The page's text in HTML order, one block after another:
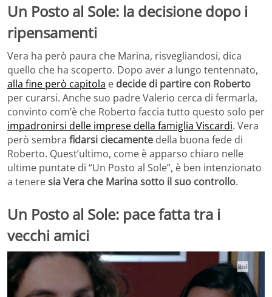
Un Posto al Sole: la decisione dopo i
ripensamenti
Vera ha però paura che Marina, risvegliandosi, dica
quello che ha scoperto. Dopo aver a lungo tentennato,
alla fine però capitola e decide di partire con Roberto
per curarsi. Anche suo padre Valerio cerca di fermarla,
convinto com’è che Roberto faccia tutto questo solo per
impadronirsi delle imprese della famiglia Viscardi. Vera
però sembra fidarsi ciecamente della buona fede di
Roberto. Quest’ultimo, come è apparso chiaro nelle
ultime puntate di “Un Posto al Sole”, è ben intenzionato
a teneresia Vera che Marina sotto il suo controllo.
Un Posto al Sole: pace fatta tra i
vecchi amici